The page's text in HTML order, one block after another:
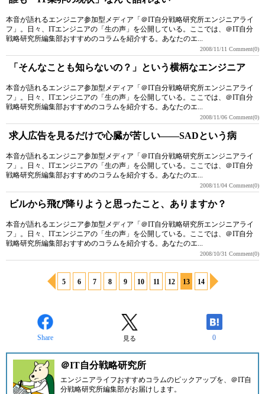
本音が語れるエンジニア参加型メディア「＠IT自分戦略研究所エンジニアライ
フ」。日々、ITエンジニアの「生の声」を公開している。ここでは、＠IT自分
戦略研究所編集部おすすめのコラムを紹介する。あなたのエ...
2008/11/11 Comment(0)
「そんなことも知らないの？」という横柄なエンジニア
本音が語れるエンジニア参加型メディア「＠IT自分戦略研究所エンジニアライ
フ」。日々、ITエンジニアの「生の声」を公開している。ここでは、＠IT自分
戦略研究所編集部おすすめのコラムを紹介する。あなたのエ...
2008/11/06 Comment(0)
求人広告を見るだけで心臓が苦しい――SADという病
本音が語れるエンジニア参加型メディア「＠IT自分戦略研究所エンジニアライ
フ」。日々、ITエンジニアの「生の声」を公開している。ここでは、＠IT自分
戦略研究所編集部おすすめのコラムを紹介する。あなたのエ...
2008/11/04 Comment(0)
ビルから飛び降りようと思ったこと、ありますか？
本音が語れるエンジニア参加型メディア「＠IT自分戦略研究所エンジニアライ
フ」。日々、ITエンジニアの「生の声」を公開している。ここでは、＠IT自分
戦略研究所編集部おすすめのコラムを紹介する。あなたのエ...
2008/10/31 Comment(0)
5 6 7 8 9 10 11 12 13 14
Share 見る 0
＠IT自分戦略研究所
エンジニアライフおすすめコラムのピックアップを、 ＠IT自
分戦略研究所編集部がお届けします。